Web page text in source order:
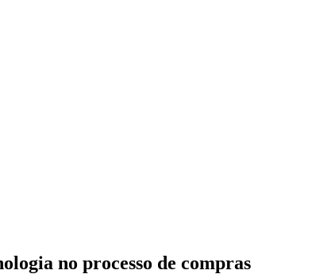
no processo de compras